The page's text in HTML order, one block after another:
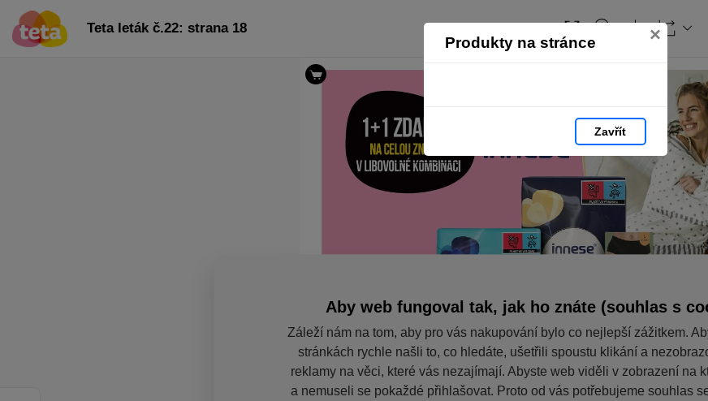
Produkty na stránce ×
Zavřít
Teta leták č.22: strana 18
Aby web fungoval tak, jak ho znáte (souhlas s
Záleží nám na tom, aby pro vás nakupování bylo co nejlepší zážitkem.
stránkách rychle našli to, co hledáte, ušetřili spoustu klikání a
reklamy na věci, které vás nezajímají. Abyste web viděli v zobrazení na
a nemuseli se pokaždé přihlašovat. Proto od vás potřebujeme souhlas